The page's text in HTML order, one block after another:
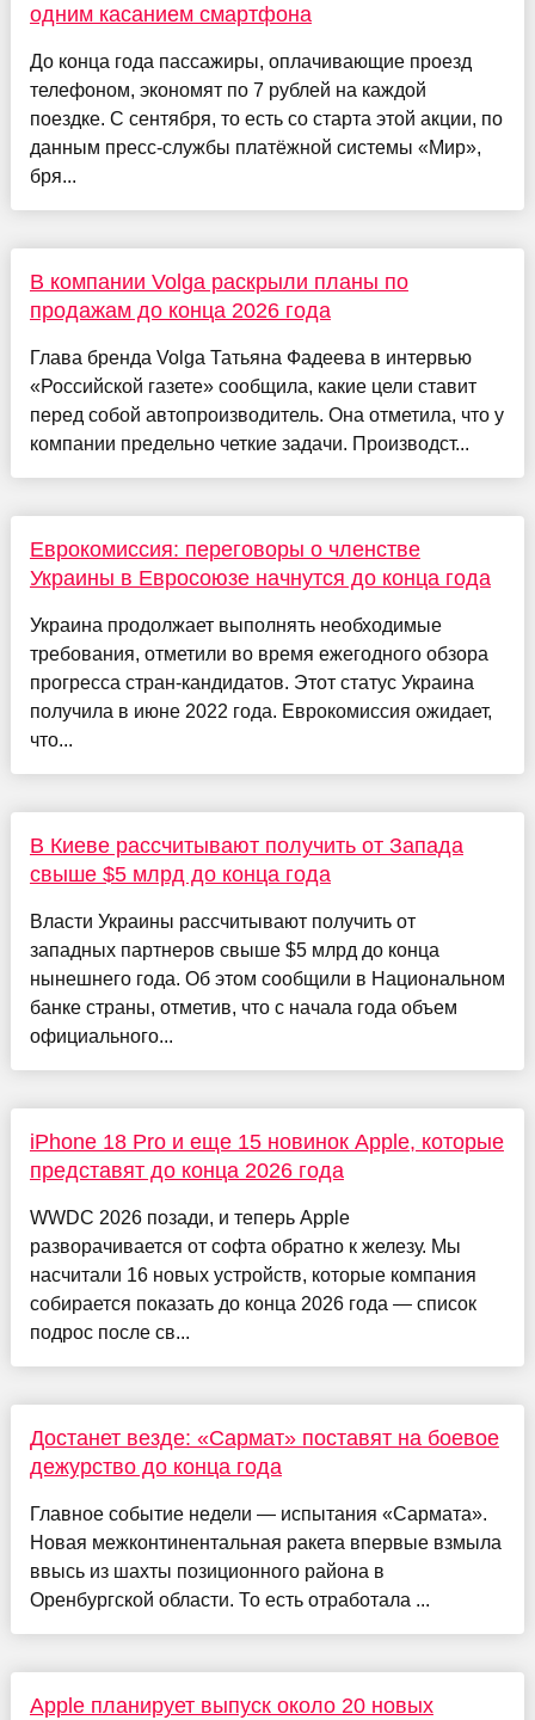
одним касанием смартфона
До конца года пассажиры, оплачивающие проезд
телефоном, экономят по 7 рублей на каждой
поездке. С сентября, то есть со старта этой акции, по
данным пресс-службы платёжной системы «Мир»,
бря...
В компании Volga раскрыли планы по
продажам до конца 2026 года
Глава бренда Volga Татьяна Фадеева в интервью
«Российской газете» сообщила, какие цели ставит
перед собой автопроизводитель. Она отметила, что у
компании предельно четкие задачи. Производст...
Еврокомиссия: переговоры о членстве
Украины в Евросоюзе начнутся до конца года
Украина продолжает выполнять необходимые
требования, отметили во время ежегодного обзора
прогресса стран-кандидатов. Этот статус Украина
получила в июне 2022 года. Еврокомиссия ожидает,
что...
В Киеве рассчитывают получить от Запада
свыше $5 млрд до конца года
Власти Украины рассчитывают получить от
западных партнеров свыше $5 млрд до конца
нынешнего года. Об этом сообщили в Национальном
банке страны, отметив, что с начала года объем
официального...
iPhone 18 Pro и еще 15 новинок Apple, которые
представят до конца 2026 года
WWDC 2026 позади, и теперь Apple
разворачивается от софта обратно к железу. Мы
насчитали 16 новых устройств, которые компания
собирается показать до конца 2026 года — список
подрос после св...
Достанет везде: «Сармат» поставят на боевое
дежурство до конца года
Главное событие недели — испытания «Сармата».
Новая межконтинентальная ракета впервые взмыла
ввысь из шахты позиционного района в
Оренбургской области. То есть отработала ...
Apple планирует выпуск около 20 новых